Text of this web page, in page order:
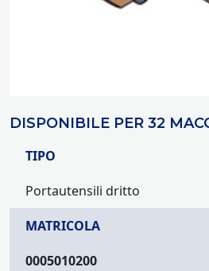
DISPONIBILE PER 32
TIPO
Portautensili dritto
MATRICOLA
0005010200